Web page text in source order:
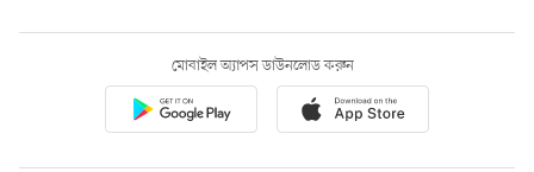
মোবাইল অ্যাপস ডাউনলোড করুন